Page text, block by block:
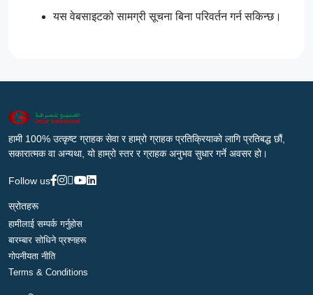
यस वेबसाइटको सामग्री सूचना बिना परिवर्तन गर्न सकिन्छ।
हामी 100% उत्कृष्ट ग्राहक सेवा र हाम्रो ग्राहक प्रतिक्रियाको लागि प्रतिबद्ध छौं,
सकारात्मक वा अन्यथा, यो हाम्रो स्तर र ग्राहक अनुभव सुधार गर्ने अवसर हो।
Follow us
स्रोतहरू
हामीलाई सम्पर्क गर्नुहोस
बारम्बार सोधिने प्रश्नहरू
गोपनीयता नीति
Terms & Conditions